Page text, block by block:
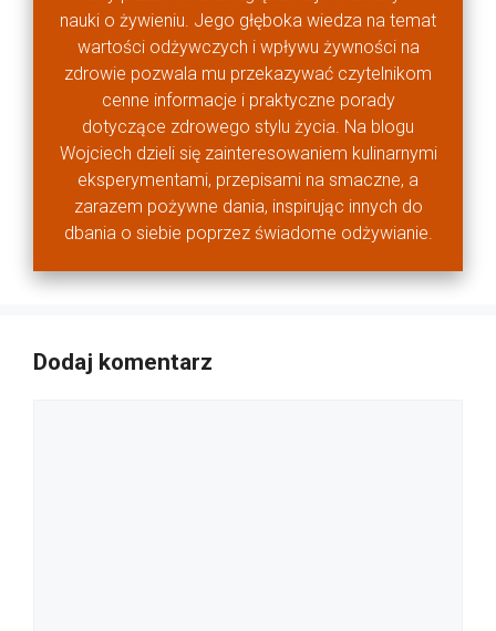
nauki o żywieniu. Jego głęboka wiedza na temat
wartości odżywczych i wpływu żywności na
zdrowie pozwala mu przekazywać czytelnikom
cenne informacje i praktyczne porady
dotyczące zdrowego stylu życia. Na blogu
Wojciech dzieli się zainteresowaniem kulinarnymi
eksperymentami, przepisami na smaczne, a
zarazem pożywne dania, inspirując innych do
dbania o siebie poprzez świadome odżywianie.
Dodaj komentarz